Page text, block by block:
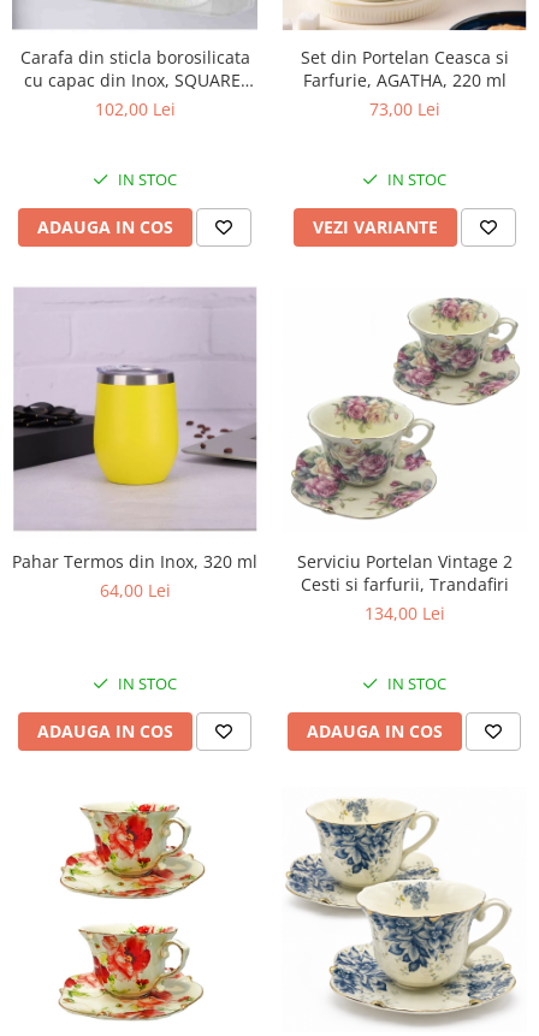
Carafa din sticla borosilicata
cu capac din Inox, SQUARE,
1400 ml, 9x13x20 cm
102,00 Lei
IN STOC
ADAUGA IN COS
Set din Portelan Ceasca si
Farfurie, AGATHA, 220 ml
73,00 Lei
IN STOC
VEZI VARIANTE
Pahar Termos din Inox, 320 ml
64,00 Lei
IN STOC
ADAUGA IN COS
Serviciu Portelan Vintage 2
Cesti si farfurii, Trandafiri
134,00 Lei
IN STOC
ADAUGA IN COS